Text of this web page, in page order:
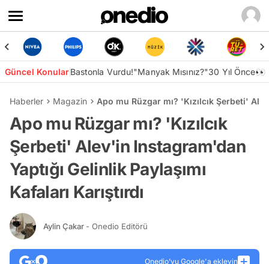
Güncel KonularBastonla Vurdu!"Manyak Mısınız?"30 Yıl Önce👀
Haberler Magazin Apo mu Rüzgar mı? 'Kızılcık Şerbeti'
Apo mu Rüzgar mı? 'Kızılcık
Şerbeti' Alev'in Instagram'dan
Yaptığı Gelinlik Paylaşımı
Kafaları Karıştırdı
Aylin Çakar - Onedio Editörü
Onedio’yu Google'a ekleyin